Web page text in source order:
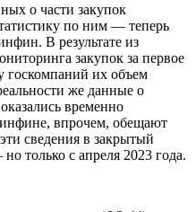
о части закупок
по ним — теперь
В результате из
закупок за первое
госкомпаний их объем
же данные о
временно
впрочем, обещают
сведения в закрытый
только с апреля 2023 года.